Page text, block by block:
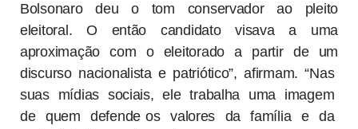
Bolsonaro deu o tom conservador ao pleito
eleitoral. O então candidato visava a uma
aproximação com o eleitorado a partir de um
discurso nacionalista e patriótico”, afirmam. “Nas
suas mídias sociais, ele trabalha uma imagem
de quem defende os valores da família e da